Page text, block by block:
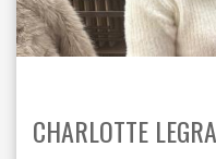
CHARLOTTE